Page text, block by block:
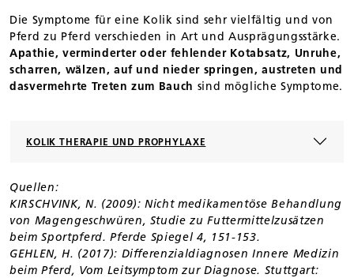
Die Symptome für eine Kolik sind sehr vielfältig und von
Pferd zu Pferd verschieden in Art und Ausprägungsstärke.
Apathie, verminderter oder fehlender Kotabsatz, Unruhe,
scharren, wälzen, auf und nieder springen, austreten und
dasvermehrte Treten zum Bauch sind mögliche Symptome.
KOLIK THERAPIE UND PROPHYLAXE
Quellen:
KIRSCHVINK, N. (2009): Nicht medikamentöse Behandlung
von Magengeschwüren, Studie zu Futtermittelzusätzen
beim Sportpferd. Pferde Spiegel 4, 151-153.
GEHLEN, H. (2017): Differenzialdiagnosen Innere Medizin
beim Pferd, Vom Leitsymptom zur Diagnose. Stuttgart: